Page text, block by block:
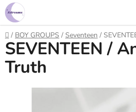
Prejsť
na
obsah
Domov
/ BOY GROUPS / Seventeen /
SEVENTEEN /
Truth